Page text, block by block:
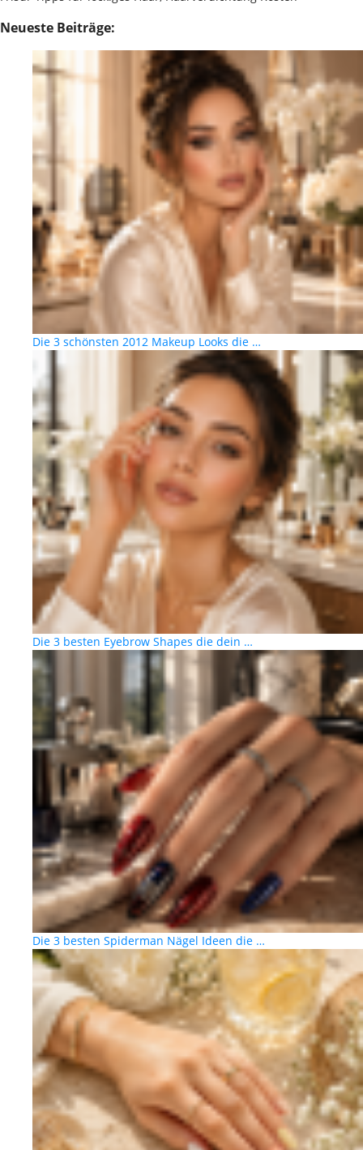
Neueste Beiträge:
Die 3 schönsten 2012 Makeup Looks die …
Die 3 besten Eyebrow Shapes die dein …
Die 3 besten Spiderman Nägel Ideen die …